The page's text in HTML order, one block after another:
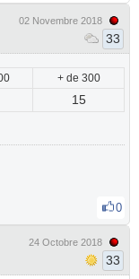
02 Novembre 2018
33
+ de 300
15
0
24 Octobre 2018
33